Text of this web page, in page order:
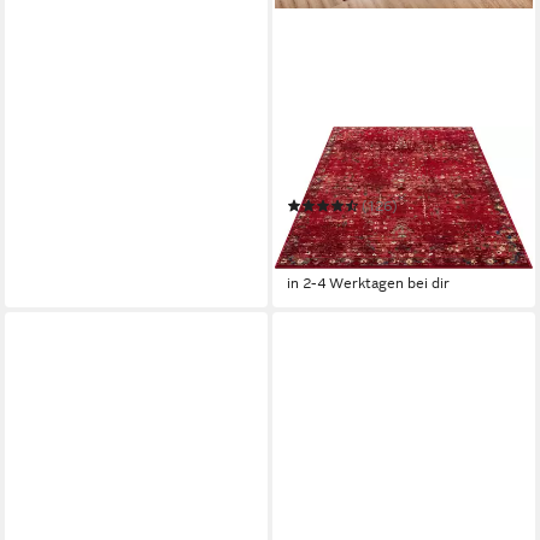
OTTO HOME
Teppich Clovis
(126)
ab 9,72 € UVP37,99 €
-74%
in 2-4 Werktagen bei dir